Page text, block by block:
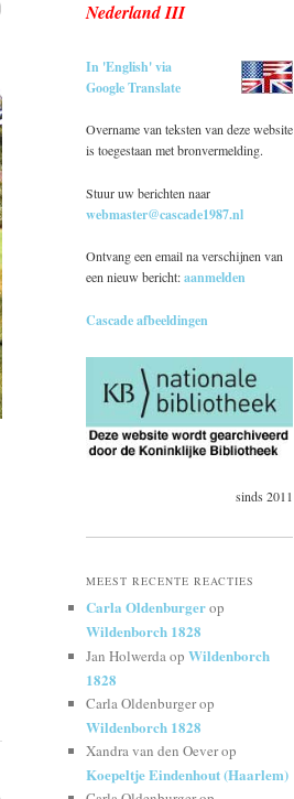
Nederland III
In 'English' via
Google Translate
Overname van teksten van deze website
is toegestaan met bronvermelding.
Stuur uw berichten naar
webmaster@cascade1987.nl
Ontvang een email na verschijnen van
een nieuw bericht:aanmelden
Cascade afbeeldingen
sinds 2011
MEEST RECENTE REACTIES
Carla Oldenburgerop
Wildenborch 1828
Jan Holwerdaop Wildenborch
1828
Carla Oldenburgerop
Wildenborch 1828
Xandra van den Oeverop
Koepeltje Eindenhout (Haarlem)